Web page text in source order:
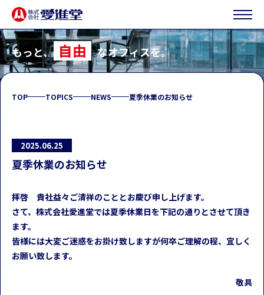
もっと、 自由 なオフィスを。
TOP TOPICS NEWS 夏季休業のお知らせ
2025.06.25
夏季休業のお知らせ
拝啓 貴社益々ご清祥のこととお慶び申し上げます。
さて、株式会社愛進堂では夏季休業日を下記の通りとさせて頂き
ます。
皆様には大変ご迷惑をお掛け致しますが何卒ご理解の程、宜しく
お願い致します。
敬具